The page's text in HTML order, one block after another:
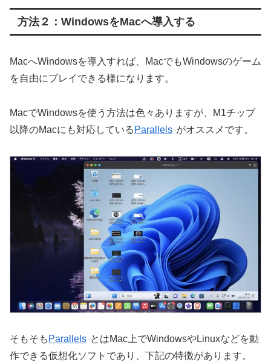
方法２：WindowsをMacへ導入する
MacへWindowsを導入すれば、MacでもWindowsのゲーム
を自由にプレイできる様になります。
MacでWindowsを使う方法は色々ありますが、M1チップ
以降のMacにも対応している Parallels がオススメです。
そもそも Parallels とはMac上でWindowsやLinuxなどを動
作できる仮想化ソフトであり、下記の特徴があります。